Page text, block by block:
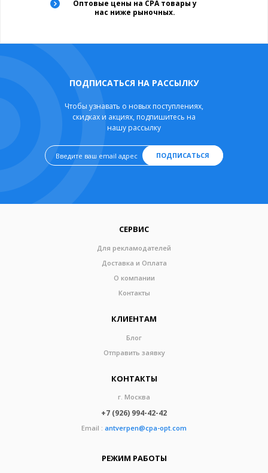
Оптовые цены на CPA товары у
нас ниже рыночных.
ПОДПИСАТЬСЯ НА РАССЫЛКУ
Чтобы узнавать о новых поступлениях,
скидках и акциях, подпишитесь на
нашу рассылку
ПОДПИСАТЬСЯ
СЕРВИС
Для рекламодателей
Доставка и Оплата
О компании
Контакты
КЛИЕНТАМ
Блог
Отправить заявку
КОНТАКТЫ
г. Москва
+7 (926) 994-42-42
Email : antverpen@cpa-opt.com
РЕЖИМ РАБОТЫ